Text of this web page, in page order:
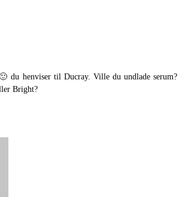
du henviser til Ducray. Ville du undlade serum?
Bright?